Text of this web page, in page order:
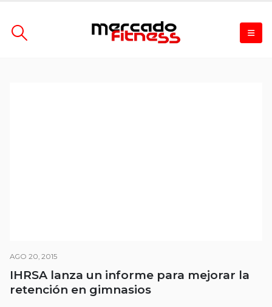
AGO 20, 2015
IHRSA lanza un informe para mejorar la
retención en gimnasios